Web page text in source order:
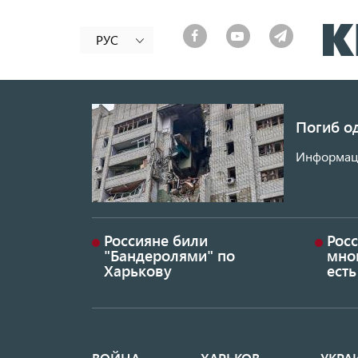
РУС
Погиб
Россияне били
"Бандеролями" по
Харькову